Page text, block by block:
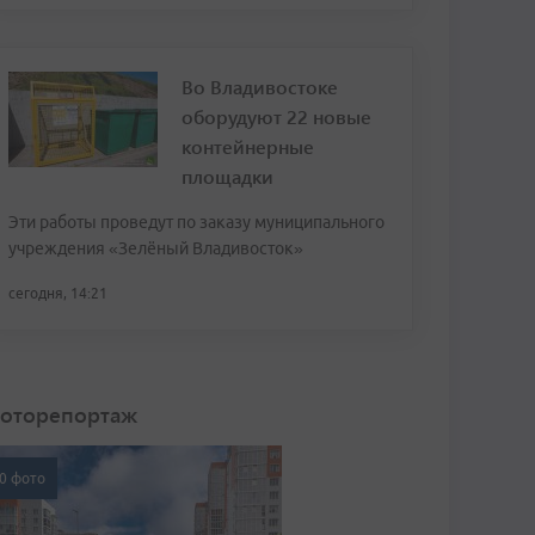
Во Владивостоке
оборудуют 22 новые
контейнерные
площадки
Эти работы проведут по заказу муниципального
учреждения «Зелёный Владивосток»
сегодня, 14:21
фото